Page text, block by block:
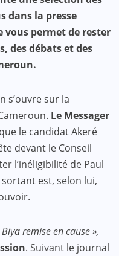
dans la presse
vous permet de rester
des débats et des
s’ouvre sur la
Le Messager
le candidat Akeré
devant le Conseil
l’inéligibilité de Paul
sortant est, selon lui,
remise en cause »,
. Suivant le journal